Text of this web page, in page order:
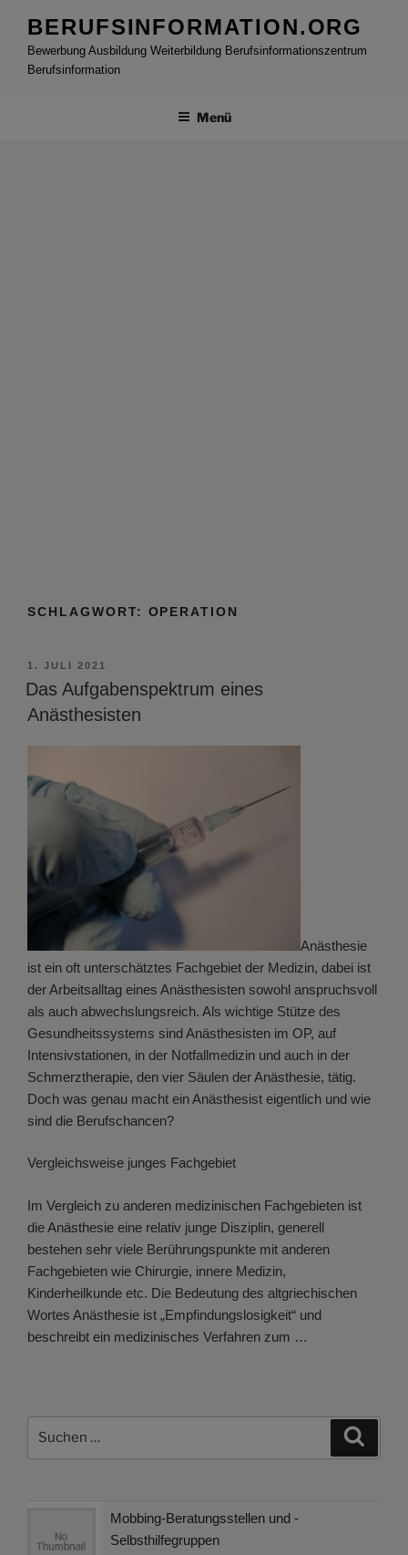
Inhalt
springen
BERUFSINFORMATION.ORG
Bewerbung Ausbildung Weiterbildung Berufsinformationszentrum
Berufsinformation
Menü
SCHLAGWORT: OPERATION
VERÖFFENTLICHT
AM
1. JULI 2021
Das Aufgabenspektrum eines
Anästhesisten
Anästhesie
ist ein oft unterschätztes Fachgebiet der Medizin, dabei ist
der Arbeitsalltag eines Anästhesisten sowohl anspruchsvoll
als auch abwechslungsreich. Als wichtige Stütze des
Gesundheitssystems sind Anästhesisten im OP, auf
Intensivstationen, in der Notfallmedizin und auch in der
Schmerztherapie, den vier Säulen der Anästhesie, tätig.
Doch was genau macht ein Anästhesist eigentlich und wie
sind die Berufschancen?
Vergleichsweise junges Fachgebiet
Im Vergleich zu anderen medizinischen Fachgebieten ist
die Anästhesie eine relativ junge Disziplin, generell
bestehen sehr viele Berührungspunkte mit anderen
Fachgebieten wie Chirurgie, innere Medizin,
Kinderheilkunde etc. Die Bedeutung des altgriechischen
Wortes Anästhesie ist „Empfindungslosigkeit“ und
beschreibt ein medizinisches Verfahren zum …
Mobbing-Beratungsstellen und -
Selbsthilfegruppen